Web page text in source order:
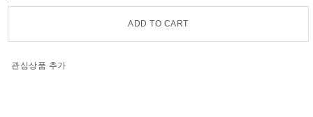
ADD TO CART
관심상품 추가